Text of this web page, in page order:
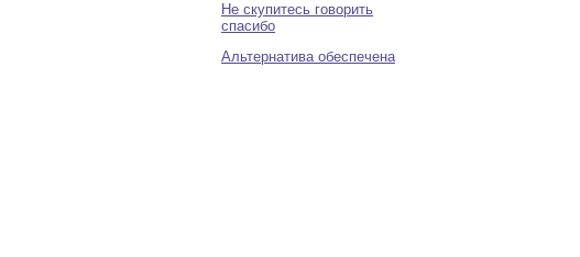
Не скупитесь говорить
спасибо
Альтернатива обеспечена